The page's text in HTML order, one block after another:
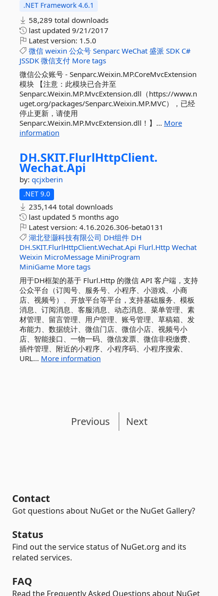
.NET Framework 4.6.1
58,289 total downloads
last updated 9/21/2017
Latest version: 1.5.0
微信 weixin 公众号 Senparc WeChat 盛派 SDK C#
JSSDK 微信支付 More tags
微信公众账号 - Senparc.Weixin.MP.CoreMvcExtension
模块 【注意：此模块已合并至
Senparc.Weixin.MP.MvcExtension.dll（https://www.n
uget.org/packages/Senparc.Weixin.MP.MVC），已经
停止更新，请使用
Senparc.Weixin.MP.MvcExtension.dll！】... More
information
DH.SKIT.FlurlHttpClient.
Wechat.Api
by: qcjxberin
.NET 9.0
235,144 total downloads
last updated 5 months ago
Latest version: 4.16.2026.306-beta0131
湖北登灏科技有限公司 DH组件 DH
DH.SKIT.FlurlHttpClient.Wechat.Api Flurl.Http Wechat
Weixin MicroMessage MiniProgram
MiniGame More tags
用于DH框架的基于 Flurl.Http 的微信 API 客户端，支持
公众平台（订阅号、服务号、小程序、小游戏、小商
店、视频号）、开放平台等平台，支持基础服务、模板
消息、订阅消息、客服消息、动态消息、菜单管理、素
材管理、留言管理、用户管理、账号管理、草稿箱、发
布能力、数据统计、微信门店、微信小店、视频号小
店、智能接口、一物一码、微信发票、微信非税缴费、
插件管理、附近的小程序、小程序码、小程序搜索、
URL... More information
Previous Next
Contact
Got questions about NuGet or the NuGet Gallery?
Status
Find out the service status of NuGet.org and its
related services.
FAQ
Read the Frequently Asked Questions about NuGet